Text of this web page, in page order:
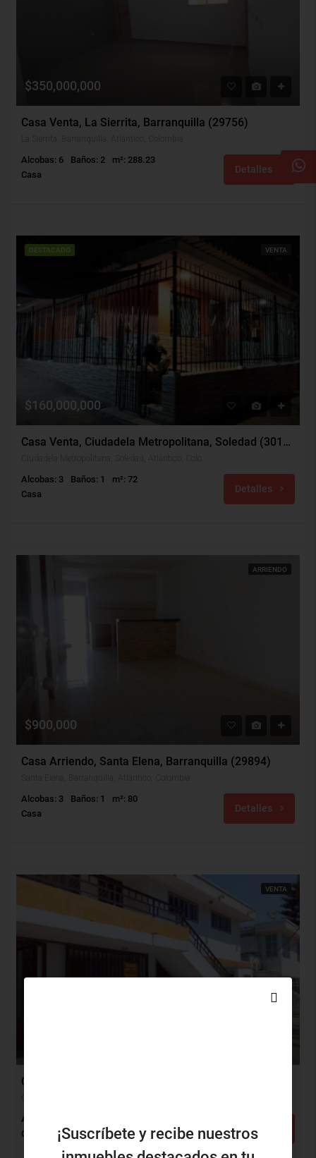
$350,000,000
Casa Venta, La Sierrita, Barranquilla (29756)
Alcobas: 6 Baños: 2
m²: 288.23
Casa
Detalles
DESTACADO VENTA
$160,000,000
Casa Venta, Ciudadela Metropolitana, Soledad (30186)
Alcobas: 3 Baños: 1
m²: 72
Casa
Detalles
ARRIENDO
$900,000
Casa Arriendo, Santa Elena, Barranquilla (29894)
Alcobas: 3 Baños: 1
m²: 80
Casa
Detalles
VENTA
Casa Venta, Ciudad Jardín, Barranquilla (29204)
Alcobas: 4
Casa
Detalles
¡Suscríbete y recibe nuestros